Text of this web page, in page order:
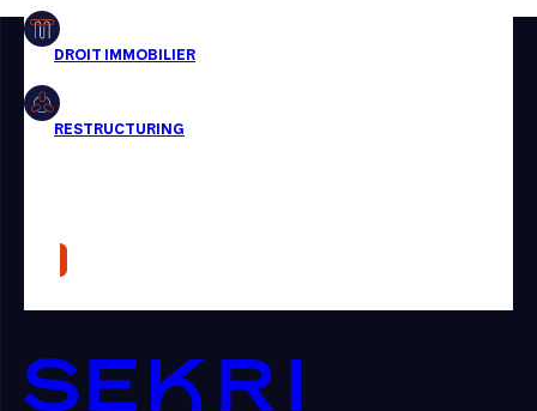
Restructuring
Presse